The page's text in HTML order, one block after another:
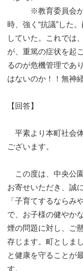
※教育委員会が区
時、強く“抗議”した
していた。これでは
が、重篤の症状を起
るのが危機管理であ
はないのか！！無神
【回答】
平素より本町社会
ございます。
この度は、中央公
お寄せいただき、誠
「子育てするならみ
で、お子様の健やか
煙の問題に対し、ご
存じます。町としま
と健康を守ることが
す。